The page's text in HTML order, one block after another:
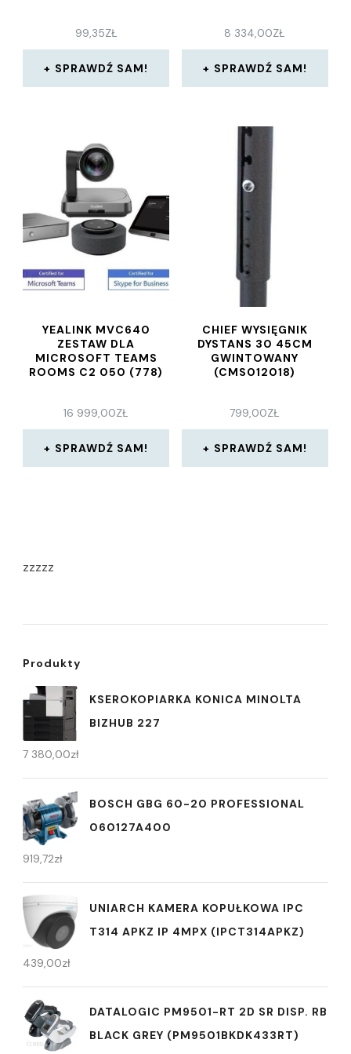
99,35ZŁ
SPRAWDŹ SAM!
8 334,00ZŁ
SPRAWDŹ SAM!
YEALINK MVC640
ZESTAW DLA
MICROSOFT TEAMS
ROOMS C2 050 (778)
16 999,00ZŁ
SPRAWDŹ SAM!
CHIEF WYSIĘGNIK
DYSTANS 30 45CM
GWINTOWANY
(CMS012018)
799,00ZŁ
SPRAWDŹ SAM!
zzzzz
Produkty
KSEROKOPIARKA KONICA MINOLTA
BIZHUB 227
7 380,00zł
BOSCH GBG 60-20 PROFESSIONAL
060127A400
919,72zł
UNIARCH KAMERA KOPUŁKOWA IPC
T314 APKZ IP 4MPX (IPCT314APKZ)
439,00zł
DATALOGIC PM9501-RT 2D SR DISP. RB
BLACK GREY (PM9501BKDK433RT)